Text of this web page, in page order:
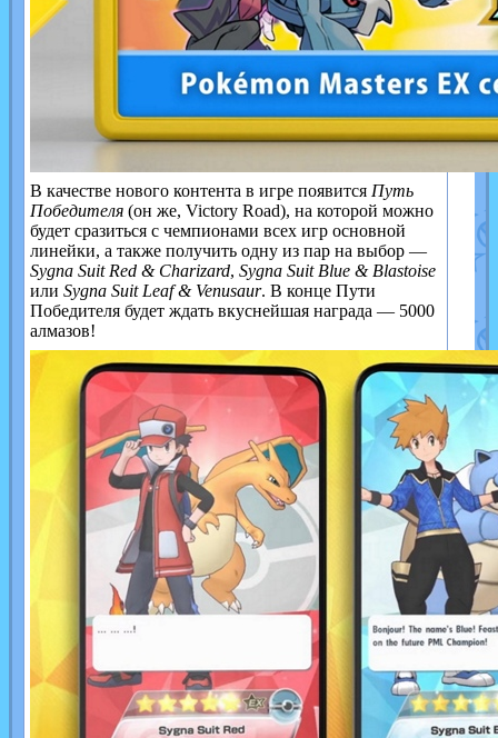
В качестве нового контента в игре появится Путь
Победителя(он же, Victory Road), на которой можно
будет сразиться с чемпионами всех игр основной
линейки, а также получить одну из пар на выбор —
Sygna Suit Red & Charizard, Sygna Suit Blue & Blastoise
или Sygna Suit Leaf & Venusaur. В конце Пути
Победителя будет ждать вкуснейшая награда — 5000
алмазов!